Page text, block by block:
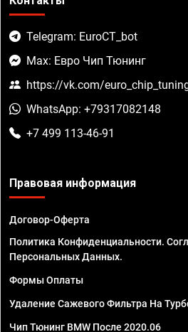
Telegram: EuroCT_bot
Max: Евро Чип Тюнинг
https://vk.com/
WhatsApp: +79317082148
+7 499 113-46-91
Правовая информация
Договор-Оферта
Политика Конфиденциальности.
Персональных Данных.
Формы Оплаты
Удаление Сажевого Фильтра На
Чип Тюнинг BMW После 2020.06